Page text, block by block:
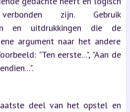
zijn. Gebruik
en uitdrukkingen die de
argument naar het andere
"Ten eerste...", "Aan de
deel van het opstel en